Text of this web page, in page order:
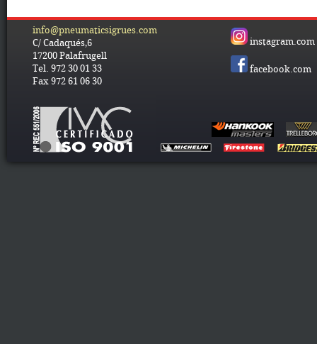
info@pneumaticsigrues.com
C/ Cadaqués,6
17200 Palafrugell
Tel. 972 30 01 33
Fax 972 61 06 30
instagram.com
facebook.com